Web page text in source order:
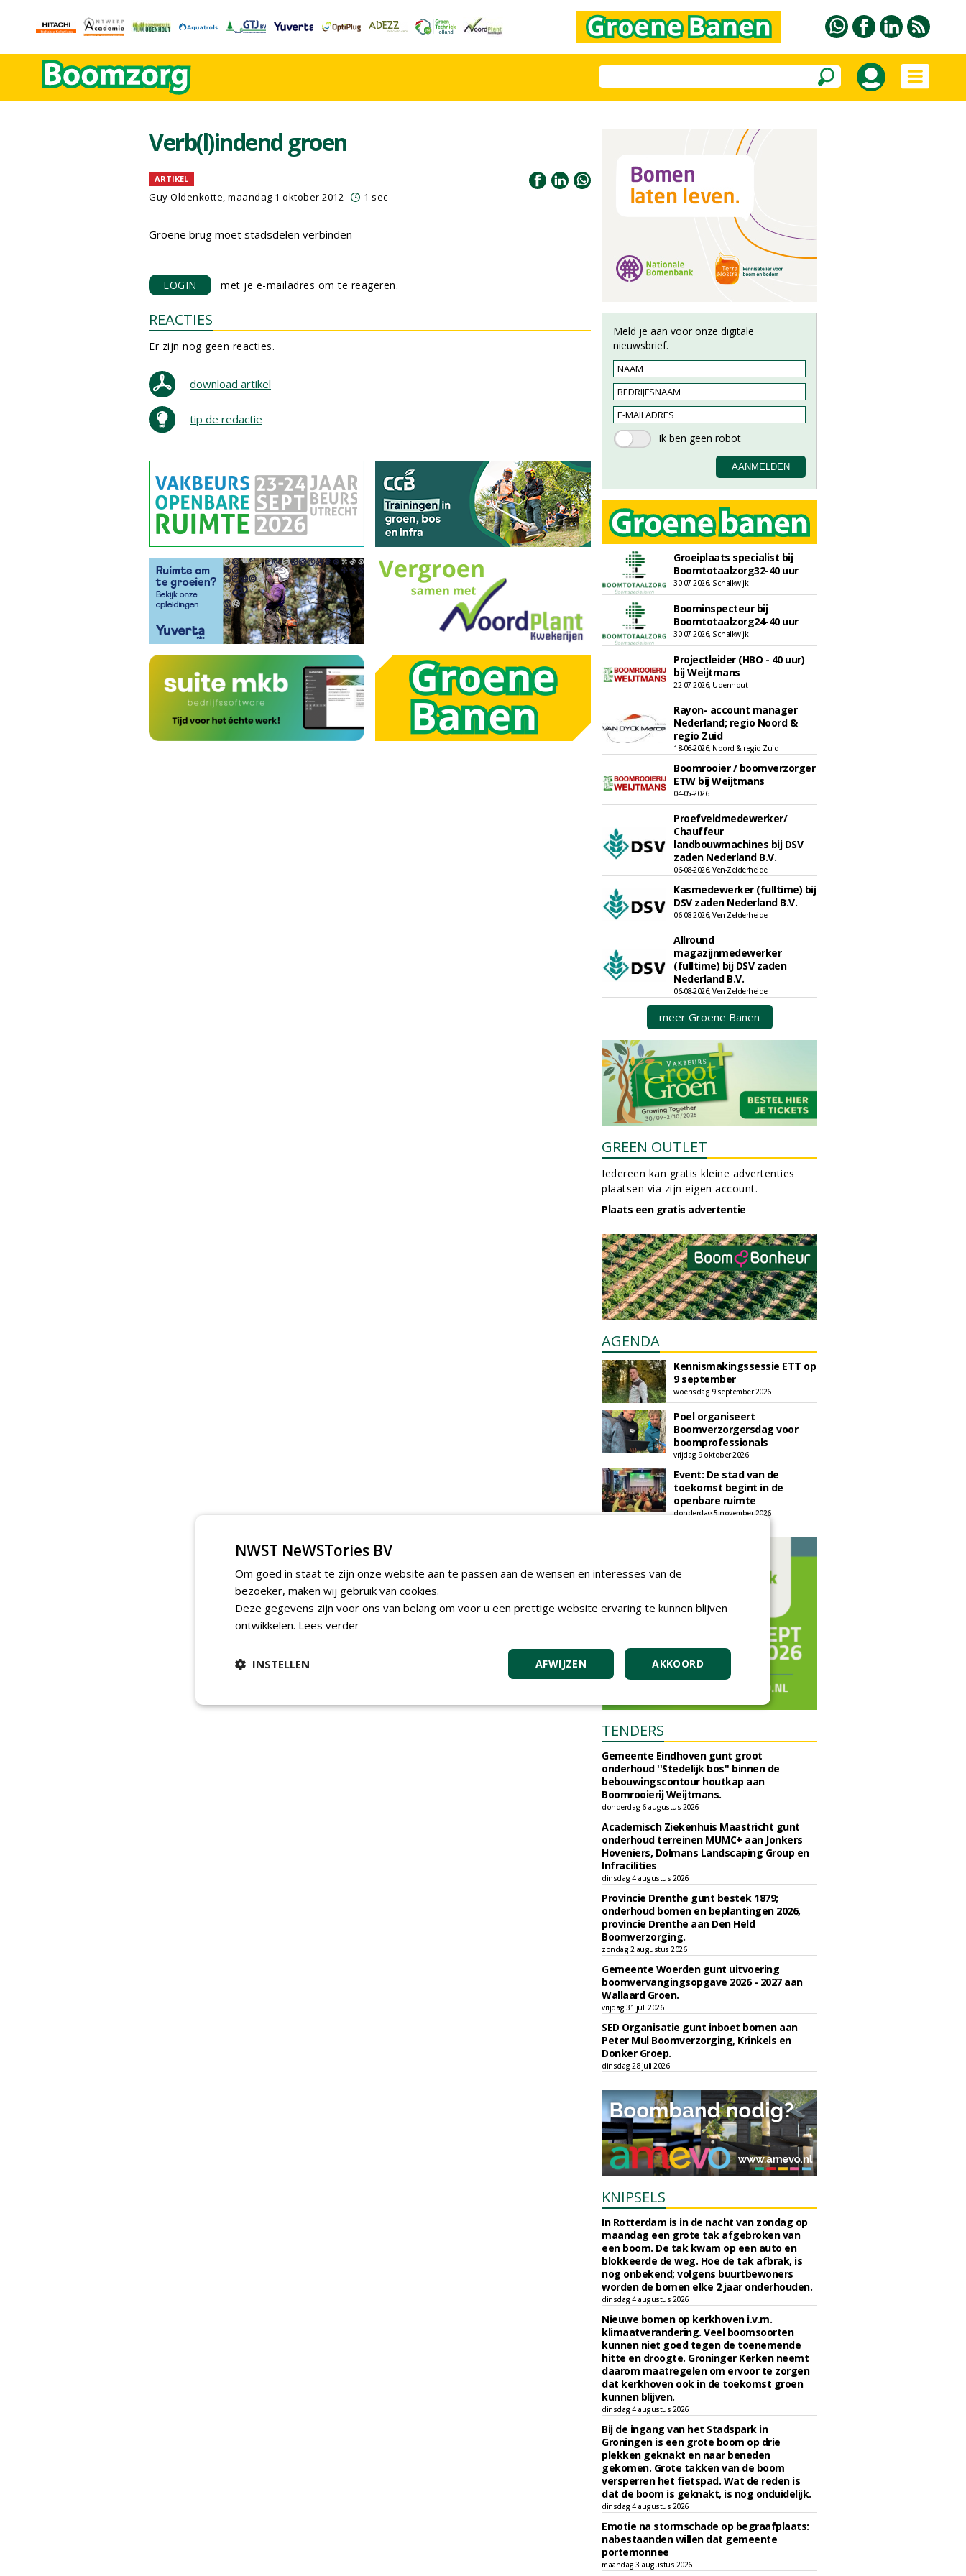
Verb(l)indend groen
ARTIKEL
Guy Oldenkotte, maandag 1 oktober 2012 1 sec
Groene brug moet stadsdelen verbinden
LOGIN met je e-mailadres om te reageren.
REACTIES
Er zijn nog geen reacties.
download artikel
tip de redactie
Meld je aan voor onze digitale
nieuwsbrief.
Groeiplaats specialist bij
Boomtotaalzorg32-40 uur
30-07-2026, Schalkwijk
Boominspecteur bij
Boomtotaalzorg24-40 uur
30-07-2026, Schalkwijk
Projectleider (HBO - 40 uur)
bij Weijtmans
22-07-2026, Udenhout
Rayon- account manager
Nederland; regio Noord &
regio Zuid
18-06-2026, Noord & regio Zuid
Boomrooier / boomverzorger
ETW bij Weijtmans
04-05-2026
Proefveldmedewerker/
Chauffeur
landbouwmachines bij DSV
zaden Nederland B.V.
06-08-2026, Ven-Zelderheide
Kasmedewerker (fulltime) bij
DSV zaden Nederland B.V.
06-08-2026, Ven-Zelderheide
Allround
magazijnmedewerker
(fulltime) bij DSV zaden
Nederland B.V.
06-08-2026, Ven Zelderheide
meer Groene Banen
GREEN OUTLET
Iedereen kan gratis kleine advertenties
plaatsen via zijn eigen account.
Plaats een gratis advertentie
AGENDA
Kennismakingssessie ETT op
9 september
woensdag 9 september 2026
Poel organiseert
Boomverzorgersdag voor
boomprofessionals
vrijdag 9 oktober 2026
Event: De stad van de
toekomst begint in de
openbare ruimte
donderdag 5 november 2026
TENDERS
Gemeente Eindhoven gunt groot
onderhoud ''Stedelijk bos'' binnen de
bebouwingscontour houtkap aan
Boomrooierij Weijtmans.
donderdag 6 augustus 2026
Academisch Ziekenhuis Maastricht gunt
onderhoud terreinen MUMC+ aan Jonkers
Hoveniers, Dolmans Landscaping Group en
Infracilities
dinsdag 4 augustus 2026
Provincie Drenthe gunt bestek 1879;
onderhoud bomen en beplantingen 2026,
provincie Drenthe aan Den Held
Boomverzorging.
zondag 2 augustus 2026
Gemeente Woerden gunt uitvoering
boomvervangingsopgave 2026 - 2027 aan
Wallaard Groen.
vrijdag 31 juli 2026
SED Organisatie gunt inboet bomen aan
Peter Mul Boomverzorging, Krinkels en
Donker Groep.
dinsdag 28 juli 2026
KNIPSELS
In Rotterdam is in de nacht van zondag op
maandag een grote tak afgebroken van
een boom. De tak kwam op een auto en
blokkeerde de weg. Hoe de tak afbrak, is
nog onbekend; volgens buurtbewoners
worden de bomen elke 2 jaar onderhouden.
dinsdag 4 augustus 2026
Nieuwe bomen op kerkhoven i.v.m.
klimaatverandering. Veel boomsoorten
kunnen niet goed tegen de toenemende
hitte en droogte. Groninger Kerken neemt
daarom maatregelen om ervoor te zorgen
dat kerkhoven ook in de toekomst groen
kunnen blijven.
dinsdag 4 augustus 2026
Bij de ingang van het Stadspark in
Groningen is een grote boom op drie
plekken geknakt en naar beneden
gekomen. Grote takken van de boom
versperren het fietspad. Wat de reden is
dat de boom is geknakt, is nog onduidelijk.
dinsdag 4 augustus 2026
Emotie na stormschade op begraafplaats:
nabestaanden willen dat gemeente
portemonnee
maandag 3 augustus 2026
NWST NeWSTories BV
Om goed in staat te zijn onze website aan te passen aan de wensen en interesses van de
bezoeker, maken wij gebruik van cookies.
Deze gegevens zijn voor ons van belang om voor u een prettige website ervaring te kunnen blijven
ontwikkelen. Lees verder
AKKOORD
AFWIJZEN
INSTELLEN